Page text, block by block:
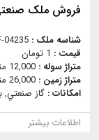
فروش ملک
شناسه ملک : 04235
قیمت : 1 تومان
متراژ سوله : 12,000 متر مربع
متراژ زمین : 26,000 متر مربع
امکانات : گاز صنعتي,
اطلاعات بیشتر